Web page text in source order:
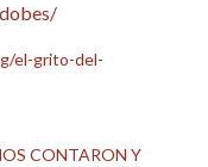
el-grito-del-
CONTARON Y